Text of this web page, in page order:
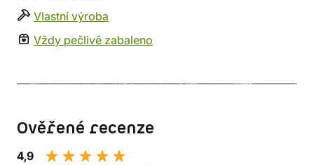
Vlastní výroba
Vždy pečlivě zabaleno
Ověřené recenze
4,9